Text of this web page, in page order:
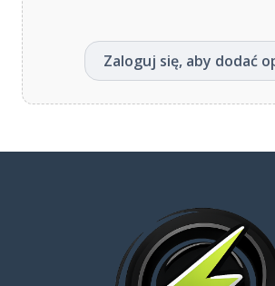
Zaloguj się, aby dodać